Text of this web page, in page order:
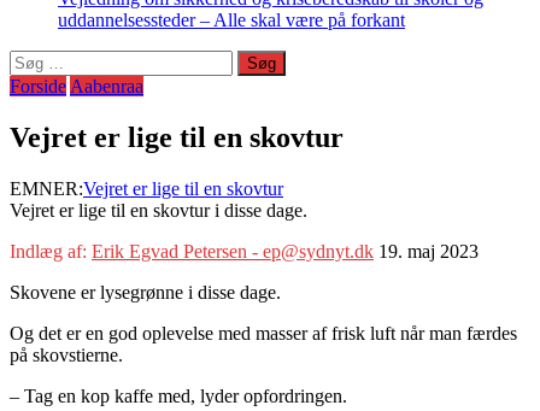
uddannelsessteder – Alle skal være på forkant
Søg
efter:
Forside Aabenraa
Vejret er lige til en skovtur
EMNER:Vejret er lige til en skovtur
Vejret er lige til en skovtur i disse dage.
Indlæg af: Erik Egvad Petersen - ep@sydnyt.dk 19. maj 2023
Skovene er lysegrønne i disse dage.
Og det er en god oplevelse med masser af frisk luft når man færdes
på skovstierne.
– Tag en kop kaffe med, lyder opfordringen.